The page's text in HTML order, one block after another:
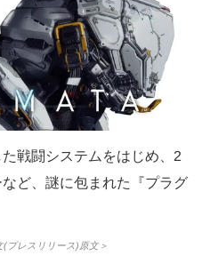
戦闘システムをはじめ、2
ど、謎に包まれた『プラグ
(プレスリリース)原文＞